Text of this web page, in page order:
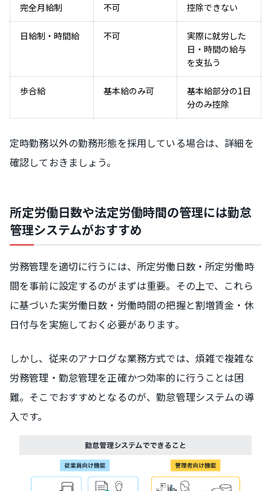
完全月給制 不可 控除できない
日給制・時間給 不可
実際に就労した
日・時間の給与
を支払う
歩合給 基本給のみ可
基本給部分の1日
分のみ控除
定時勤務以外の勤務形態を採用している場合は、詳細を
確認しておきましょう。
所定労働日数や法定労働時間の管理には勤怠
管理システムがおすすめ
労務管理を適切に行うには、所定労働日数・所定労働時
間を事前に設定するのがまずは重要。その上で、これら
に基づいた実労働日数・労働時間の把握と割増賃金・休
日付与を実施しておく必要があります。
しかし、従来のアナログな業務方式では、煩雑で複雑な
労務管理・勤怠管理を正確かつ効率的に行うことは困
難。そこでおすすめとなるのが、勤怠管理システムの導
入です。